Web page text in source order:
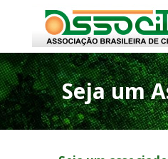
Seja um